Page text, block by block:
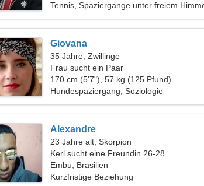
Tennis, Spaziergänge unter freiem
Giovana
35 Jahre, Zwillinge
Frau sucht ein Paar
170 cm (5'7"), 57 kg (125 Pfund)
Hundespaziergang, Soziologie
Alexandre
23 Jahre alt, Skorpion
Kerl sucht eine Freundin 26-28
Embu, Brasilien
Kurzfristige Beziehung